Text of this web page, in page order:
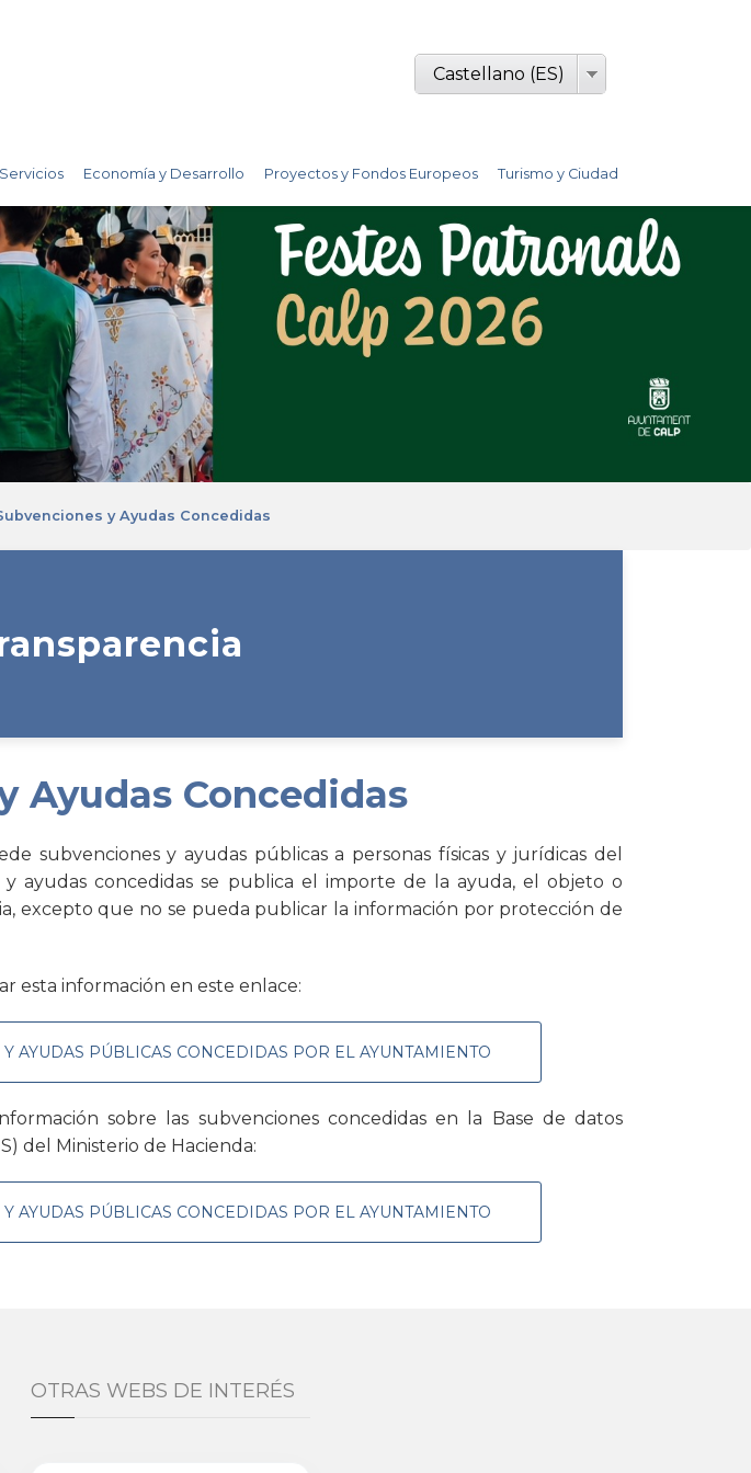
Castellano (ES)
Economía y Desarrollo Proyectos y Fondos Europeos Turismo y Ciudad
y Ayudas Concedidas
Ayudas Concedidas
subvenciones y ayudas públicas a personas físicas y jurídicas del
y ayudas concedidas se publica el importe de la ayuda, el objeto o
excepto que no se pueda publicar la información por protección de
esta información en este enlace:
AYUDAS PÚBLICAS CONCEDIDAS POR EL AYUNTAMIENTO
sobre las subvenciones concedidas en la Base de datos
del Ministerio de Hacienda:
AYUDAS PÚBLICAS CONCEDIDAS POR EL AYUNTAMIENTO
OTRAS WEBS DE INTERÉS